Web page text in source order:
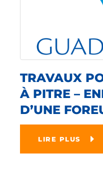
TRAVAUX
À PITRE –
D’UNE
LIRE PLUS